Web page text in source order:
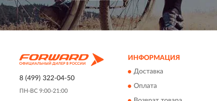
8 (499) 322-04-50
ПН-ВС 9:00-21:00
ИНФОРМАЦИЯ
Доставка
Оплата